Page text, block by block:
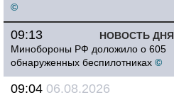
©
НОВОСТЬ ДНЯ
09:13
Минобороны РФ доложило о 605
обнаруженных беспилотниках ©
09:04 06.08.2026